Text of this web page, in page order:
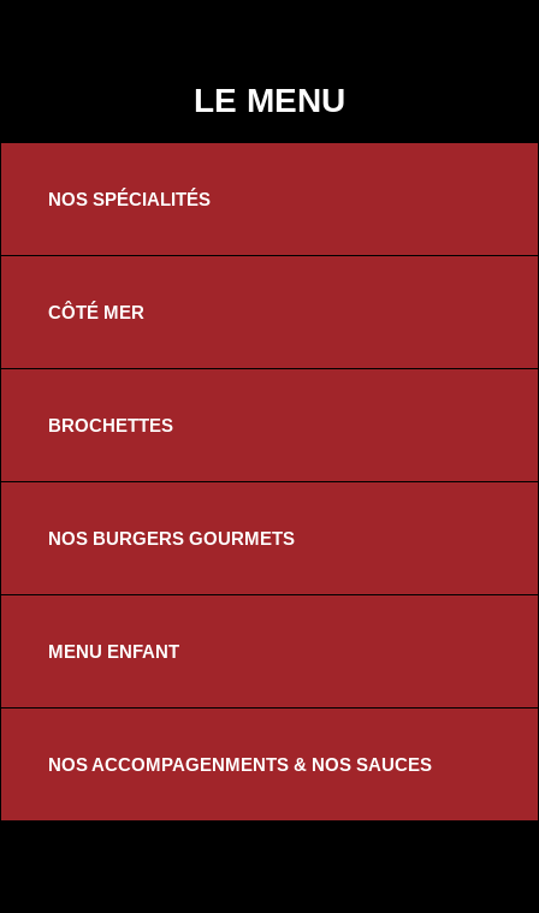
LE MENU
NOS SPÉCIALITÉS
CÔTÉ MER
BROCHETTES
NOS BURGERS GOURMETS
MENU ENFANT
NOS ACCOMPAGENMENTS & NOS SAUCES